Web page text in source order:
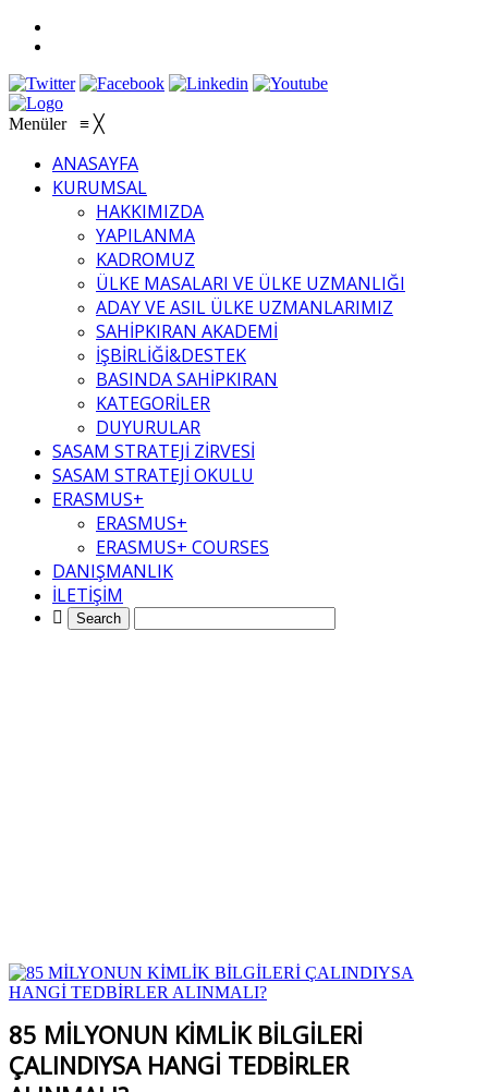
Menüler ≡ ╳
ANASAYFA
KURUMSAL
HAKKIMIZDA
YAPILANMA
KADROMUZ
ÜLKE MASALARI VE ÜLKE UZMANLIĞI
ADAY VE ASIL ÜLKE UZMANLARIMIZ
SAHİPKIRAN AKADEMİ
İŞBİRLİĞİ&DESTEK
BASINDA SAHİPKIRAN
KATEGORİLER
DUYURULAR
SASAM STRATEJİ ZİRVESİ
SASAM STRATEJİ OKULU
ERASMUS+
ERASMUS+
ERASMUS+ COURSES
DANIŞMANLIK
İLETİŞİM
85 MİLYONUN KİMLİK BİLGİLERİ
ÇALINDIYSA HANGİ TEDBİRLER